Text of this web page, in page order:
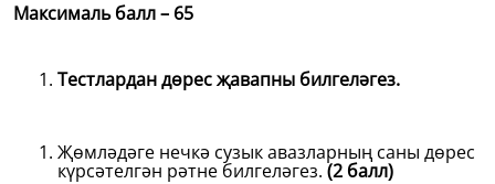
Максималь балл – 65
Тестлардан дөрес җавапны билгеләгез.
Җөмләдәге нечкә сузык авазларның саны дөрес
күрсәтелгән рәтне билгеләгез. (2 балл)